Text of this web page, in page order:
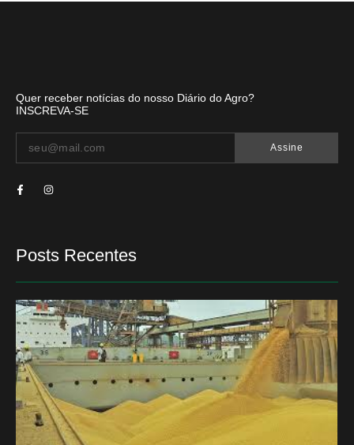
Quer receber notícias do nosso Diário do Agro?
INSCREVA-SE
Assine
Posts Recentes